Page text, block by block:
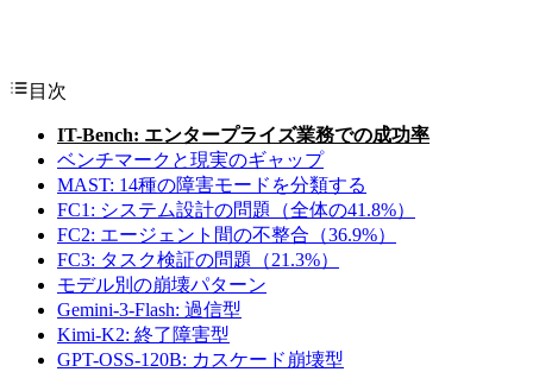
目次
IT-Bench: エンタープライズ業務での成功率
ベンチマークと現実のギャップ
MAST: 14種の障害モードを分類する
FC1: システム設計の問題（全体の41.8%）
FC2: エージェント間の不整合（36.9%）
FC3: タスク検証の問題（21.3%）
モデル別の崩壊パターン
Gemini-3-Flash: 過信型
Kimi-K2: 終了障害型
GPT-OSS-120B: カスケード崩壊型